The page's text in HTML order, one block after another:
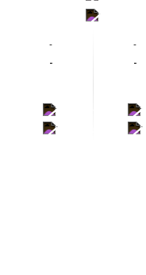
-
-
-
-
-
-
-
-
-